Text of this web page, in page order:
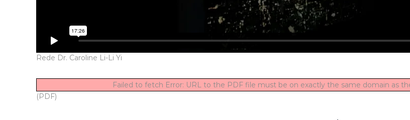
Rede Dr. Caroline Li-Li Yi
Failed to fetch Error: URL to the PDF file must be on exactly the same domain as
(PDF)